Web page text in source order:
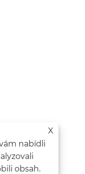
X
nabídli
obsah.